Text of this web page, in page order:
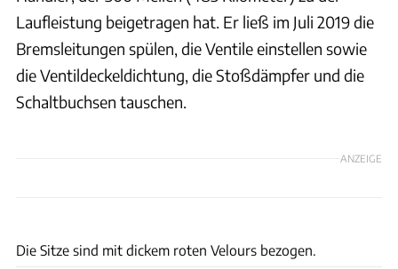
Laufleistung beigetragen hat. Er ließ im Juli 2019 die
Bremsleitungen spülen, die Ventile einstellen sowie
die Ventildeckeldichtung, die Stoßdämpfer und die
Schaltbuchsen tauschen.
ANZEIGE
Die Sitze sind mit dickem roten Velours bezogen.